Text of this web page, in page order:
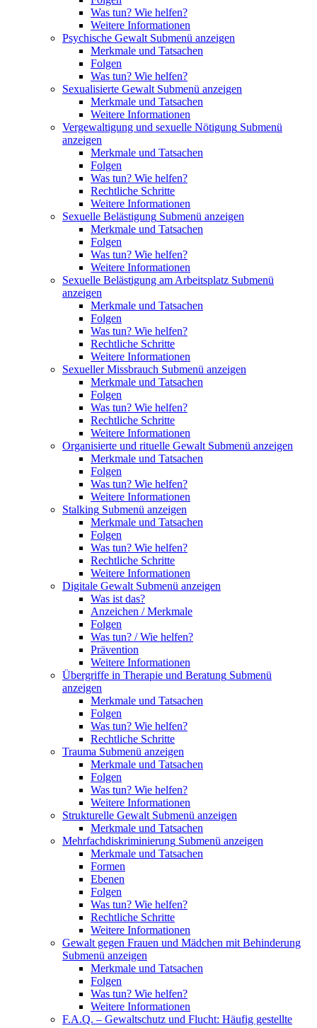
Was tun? Wie helfen?
Weitere Informationen
Psychische Gewalt Submenü anzeigen
Merkmale und Tatsachen
Folgen
Was tun? Wie helfen?
Sexualisierte Gewalt Submenü anzeigen
Merkmale und Tatsachen
Weitere Informationen
Vergewaltigung und sexuelle Nötigung Submenü
anzeigen
Merkmale und Tatsachen
Folgen
Was tun? Wie helfen?
Rechtliche Schritte
Weitere Informationen
Sexuelle Belästigung Submenü anzeigen
Merkmale und Tatsachen
Folgen
Was tun? Wie helfen?
Weitere Informationen
Sexuelle Belästigung am Arbeitsplatz Submenü
anzeigen
Merkmale und Tatsachen
Folgen
Was tun? Wie helfen?
Rechtliche Schritte
Weitere Informationen
Sexueller Missbrauch Submenü anzeigen
Merkmale und Tatsachen
Folgen
Was tun? Wie helfen?
Rechtliche Schritte
Weitere Informationen
Organisierte und rituelle Gewalt Submenü anzeigen
Merkmale und Tatsachen
Folgen
Was tun? Wie helfen?
Weitere Informationen
Stalking Submenü anzeigen
Merkmale und Tatsachen
Folgen
Was tun? Wie helfen?
Rechtliche Schritte
Weitere Informationen
Digitale Gewalt Submenü anzeigen
Was ist das?
Anzeichen / Merkmale
Folgen
Was tun? / Wie helfen?
Prävention
Weitere Informationen
Übergriffe in Therapie und Beratung Submenü
anzeigen
Merkmale und Tatsachen
Folgen
Was tun? Wie helfen?
Rechtliche Schritte
Trauma Submenü anzeigen
Merkmale und Tatsachen
Folgen
Was tun? Wie helfen?
Weitere Informationen
Strukturelle Gewalt Submenü anzeigen
Merkmale und Tatsachen
Mehrfachdiskriminierung Submenü anzeigen
Merkmale und Tatsachen
Formen
Ebenen
Folgen
Was tun? Wie helfen?
Rechtliche Schritte
Weitere Informationen
Gewalt gegen Frauen und Mädchen mit Behinderung
Submenü anzeigen
Merkmale und Tatsachen
Folgen
Was tun? Wie helfen?
Weitere Informationen
F.A.Q. – Gewaltschutz und Flucht: Häufig gestellte